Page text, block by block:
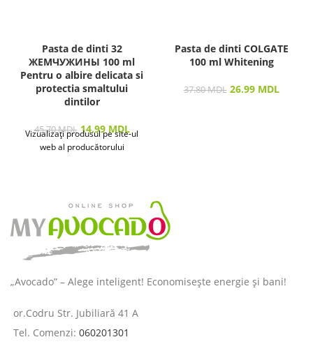
Pasta de dinti 32
ЖЕМЧУЖИНЫ 100 ml
Pentru o albire delicata si
protectia smaltului
dintilor
45.70MDL 14.99 MDL
Vizualizați produsul pe site-ul
web al producătorului
Pasta de dinti COLGATE
100 ml Whitening
37.80MDL 26.99 MDL
„Avocado” – Alege inteligent! Economisește energie și bani!
or.Codru Str. Jubiliară 41 A
Tel. Comenzi: 060201301